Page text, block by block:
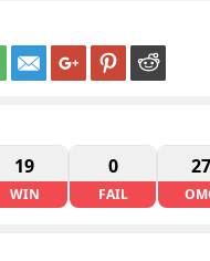
19
WIN
0
FAIL
27